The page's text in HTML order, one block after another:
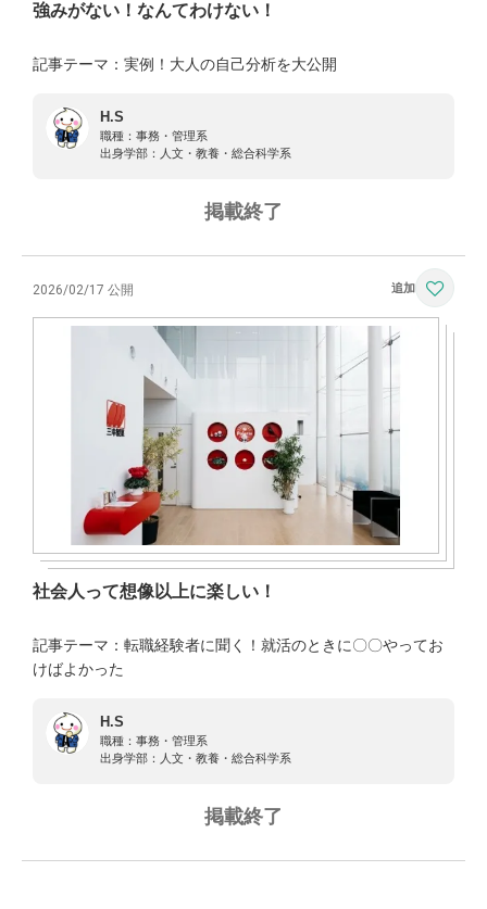
強みがない！なんてわけない！
記事テーマ：実例！大人の自己分析を大公開
H.S
職種： 事務・管理系
出身学部： 人文・教養・総合科学系
掲載終了
2026/02/17 公開
社会人って想像以上に楽しい！
記事テーマ：転職経験者に聞く！就活のときに〇〇やってお
けばよかった
H.S
職種： 事務・管理系
出身学部：
人文・教養・総合科学系
掲載終了